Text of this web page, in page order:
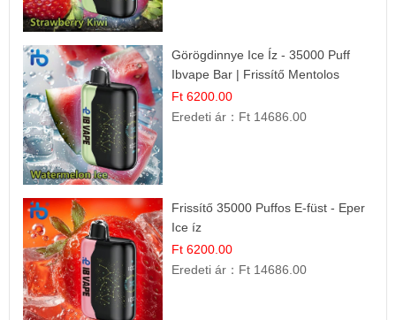
Görögdinnye Ice Íz - 35000 Puff
Ibvape Bar | Frissítő Mentolos
Élmény!
Ft 6200.00
Eredeti ár： Ft 14686.00
Frissítő 35000 Puffos E-füst - Eper
Ice íz
Ft 6200.00
Eredeti ár： Ft 14686.00